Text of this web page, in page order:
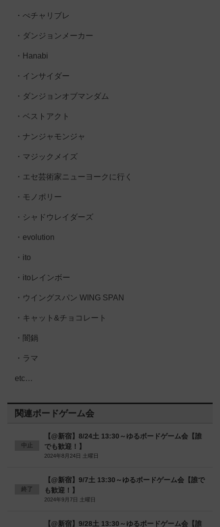
・ぺチャリブレ
・ダンジョンメーカー
・Hanabi
・インサイダー
・ダンジョンオブマンダム
・ベストアクト
・ナンジャモンジャ
・マジックメイズ
・エセ芸術家ニューヨークに行く
・モノポリー
・シャドウレイダーズ
・evolution
・ito
・itoレインボー
・ウイングスパン WING SPAN
・キャット&チョコレート
・闇鍋
・ラマ
etc…
関連ボードゲーム会
中止
【@新宿】8/24土 13:30～ゆるボードゲーム会【誰
でも歓迎！】
2024年8月24日 土曜日
終了
【@新宿】9/7土 13:30～ゆるボードゲーム会【誰で
も歓迎！】
2024年9月7日 土曜日
【@新宿】9/28土 13:30～ゆるボードゲーム会【誰